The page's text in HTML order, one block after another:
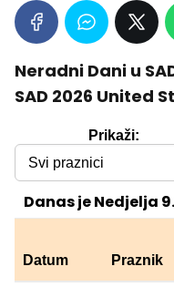
Neradni Dani u
SAD 2026 United
Prikaži:
Danas je Nedjelja
Datum Praznik